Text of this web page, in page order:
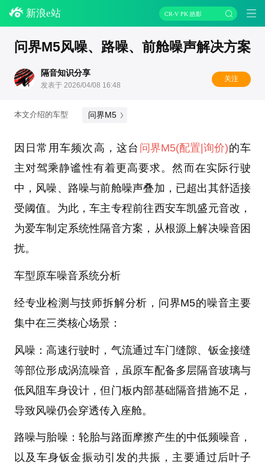
新浪e站 CR-V PK 皓影
问界M5风噪、路噪、前舱噪声解决方案
隔音知识分享
发表于 2026/04/08 16:48
关注
本文介绍的车型 问界M5
因日常用车频次高，这台 问界M5(配置|询价)的车
主对驾乘静谧性有着更高要求。然而在实际行驶
中，风噪、路噪与前舱噪声叠加，已超出其舒适接
受阈值。为此，车主专程前往西安车凯盛元音改，
为爱车制定系统性隔音方案，从根源上解决噪音困
扰。
车型原车噪音系统分析
经专业检测与技师拆解分析，问界M5的噪音主要
集中在三类核心场景：
风噪：高速行驶时，气流通过车门缝隙、钣金接缝
等部位形成涡流噪音，虽原车配备多层隔音玻璃与
低风阻车身设计，但门板内部基础隔音措施不足，
导致风噪仍会穿透传入座舱。
路噪与胎噪：轮胎与路面摩擦产生的中低频噪音，
以及车身钣金振动引发的共振，主要通过后叶子